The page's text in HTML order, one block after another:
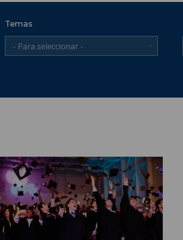
Temas
- Para seleccionar -